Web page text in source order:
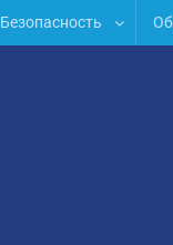
Безопасность